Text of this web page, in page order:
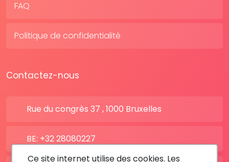
FAQ
Politique de confidentialité
Contactez-nous
Rue du congrès 37 , 1000 Bruxelles
BE: +32 28080227
Ce site internet utilise des cookies. Les